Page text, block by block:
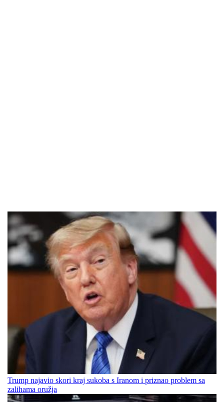
Trump najavio skori kraj sukoba s Iranom i priznao problem sa
zalihama oružja